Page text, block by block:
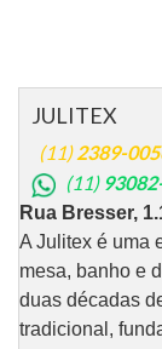
JULITEX
(11) 2389-
(11)
Rua Bresser,
A Julitex é uma
mesa, banho e
duas décadas
tradicional,